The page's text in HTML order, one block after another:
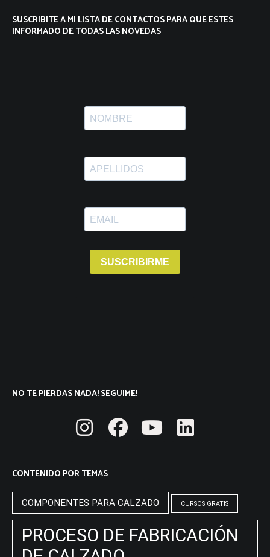
SUSCRIBITE A MI LISTA DE CONTACTOS PARA QUE ESTES
INFORMADO DE TODAS LAS NOVEDAS
NO TE PIERDAS NADA! SEGUIME!
CONTENIDO POR TEMAS
COMPONENTES PARA CALZADO CURSOS GRATIS
PROCESO DE FABRICACIÓN